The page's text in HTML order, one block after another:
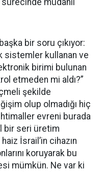
müdahil
bir soru çıkıyor:
sistemler kullanan ve
birimi bulunan
etmeden mi aldı?”
şekilde
olup olmadığı hiç
evreni burada
bir seri üretim
İsrail’in cihazın
koruyarak bu
mümkün. Ne var ki